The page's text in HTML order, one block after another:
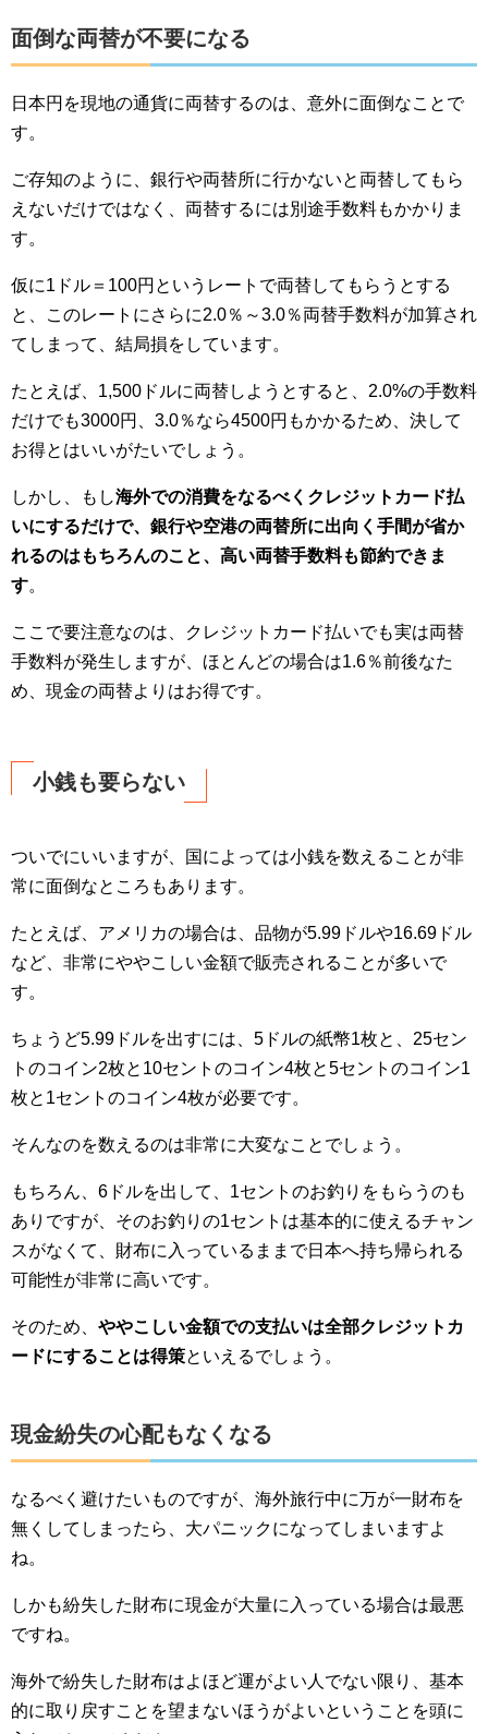
面倒な両替が不要になる
日本円を現地の通貨に両替するのは、意外に面倒なことで
す。
ご存知のように、銀行や両替所に行かないと両替してもら
えないだけではなく、両替するには別途手数料もかかりま
す。
仮に1ドル＝100円というレートで両替してもらうとする
と、このレートにさらに2.0％～3.0％両替手数料が加算され
てしまって、結局損をしています。
たとえば、1,500ドルに両替しようとすると、2.0%の手数料
だけでも3000円、3.0％なら4500円もかかるため、決して
お得とはいいがたいでしょう。
しかし、もし海外での消費をなるべくクレジットカード払
いにするだけで、銀行や空港の両替所に出向く手間が省か
れるのはもちろんのこと、高い両替手数料も節約できま
す。
ここで要注意なのは、クレジットカード払いでも実は両替
手数料が発生しますが、ほとんどの場合は1.6％前後なた
め、現金の両替よりはお得です。
小銭も要らない
ついでにいいますが、国によっては小銭を数えることが非
常に面倒なところもあります。
たとえば、アメリカの場合は、品物が5.99ドルや16.69ドル
など、非常にややこしい金額で販売されることが多いで
す。
ちょうど5.99ドルを出すには、5ドルの紙幣1枚と、25セン
トのコイン2枚と10セントのコイン4枚と5セントのコイン1
枚と1セントのコイン4枚が必要です。
そんなのを数えるのは非常に大変なことでしょう。
もちろん、6ドルを出して、1セントのお釣りをもらうのも
ありですが、そのお釣りの1セントは基本的に使えるチャン
スがなくて、財布に入っているままで日本へ持ち帰られる
可能性が非常に高いです。
そのため、 ややこしい金額での支払いは全部クレジットカ
ードにすることは得策といえるでしょう。
現金紛失の心配もなくなる
なるべく避けたいものですが、海外旅行中に万が一財布を
無くしてしまったら、大パニックになってしまいますよ
ね。
しかも紛失した財布に現金が大量に入っている場合は最悪
ですね。
海外で紛失した財布はよほど運がよい人でない限り、基本
的に取り戻すことを望まないほうがよいということを頭に